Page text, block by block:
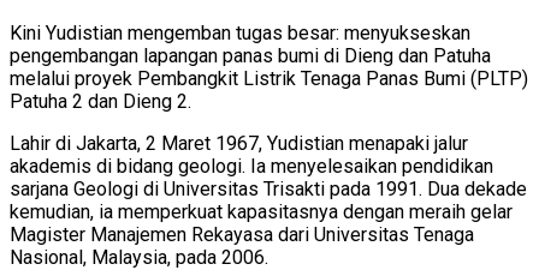
Kini Yudistian mengemban tugas besar: menyukseskan
pengembangan lapangan panas bumi di Dieng dan Patuha
melalui proyek Pembangkit Listrik Tenaga Panas Bumi (PLTP)
Patuha 2 dan Dieng 2.
Lahir di Jakarta, 2 Maret 1967, Yudistian menapaki jalur
akademis di bidang geologi. Ia menyelesaikan pendidikan
sarjana Geologi di Universitas Trisakti pada 1991. Dua dekade
kemudian, ia memperkuat kapasitasnya dengan meraih gelar
Magister Manajemen Rekayasa dari Universitas Tenaga
Nasional, Malaysia, pada 2006.